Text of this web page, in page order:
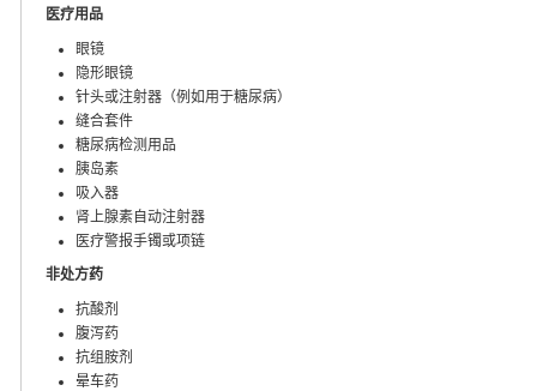
医疗用品
眼镜
隐形眼镜
针头或注射器（例如用于糖尿病）
缝合套件
糖尿病检测用品
胰岛素
吸入器
肾上腺素自动注射器
医疗警报手镯或项链
非处方药
抗酸剂
腹泻药
抗组胺剂
晕车药